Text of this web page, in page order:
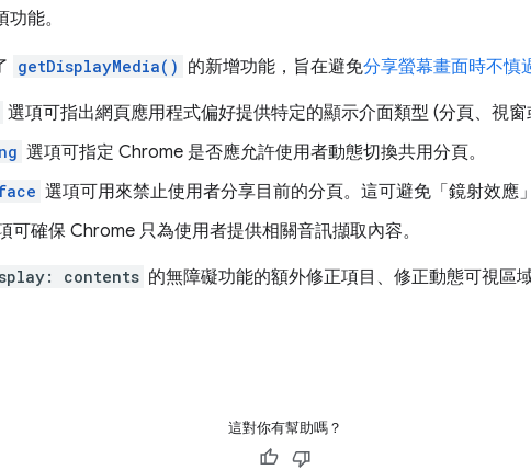
能。
getDisplayMedia() 的新增功能，旨在避免分享螢幕畫面時不慎
選項可指出網頁應用程式偏好提供特定的顯示介面類型 (分頁、視窗
選項可指定 Chrome 是否應允許使用者動態切換共用分頁。
選項可用來禁止使用者分享目前的分頁。這可避免「鏡射效應
可確保 Chrome 只為使用者提供相關音訊擷取內容。
contents 的無障礙功能的額外修正項目、修正動態可視區
這對你有幫助嗎？